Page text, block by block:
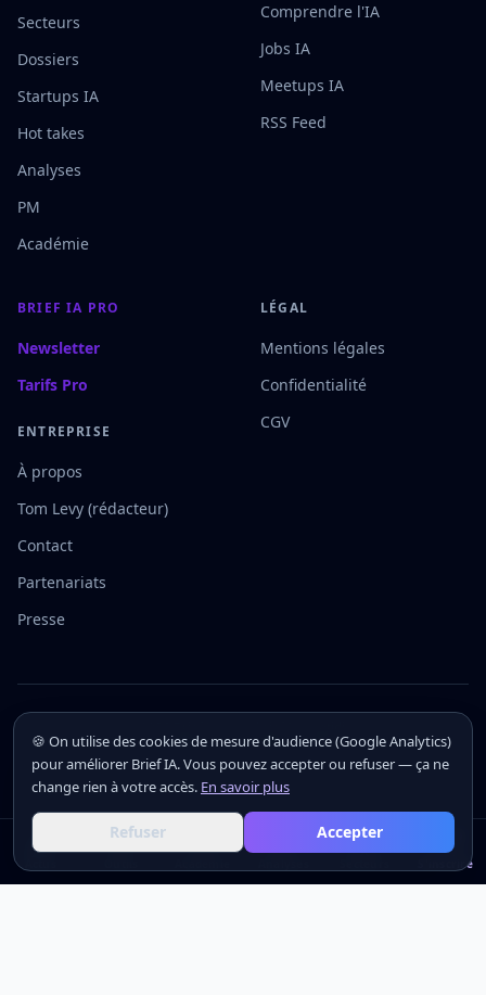
🍪 On utilise des cookies de mesure d'audience (Google Analytics)
pour améliorer Brief IA. Vous pouvez accepter ou refuser — ça ne
change rien à votre accès. En savoir plus
Refuser Accepter
Secteurs
Dossiers
Startups IA
Hot takes
Analyses
PM
Académie
Comprendre l'IA
Jobs IA
Meetups IA
RSS Feed
BRIEF IA PRO
Newsletter
Tarifs Pro
ENTREPRISE
À propos
Tom Levy (rédacteur)
Contact
Partenariats
Presse
LÉGAL
Mentions légales
Confidentialité
CGV
Le média de l'actualité IA · Paris
S'inscrire